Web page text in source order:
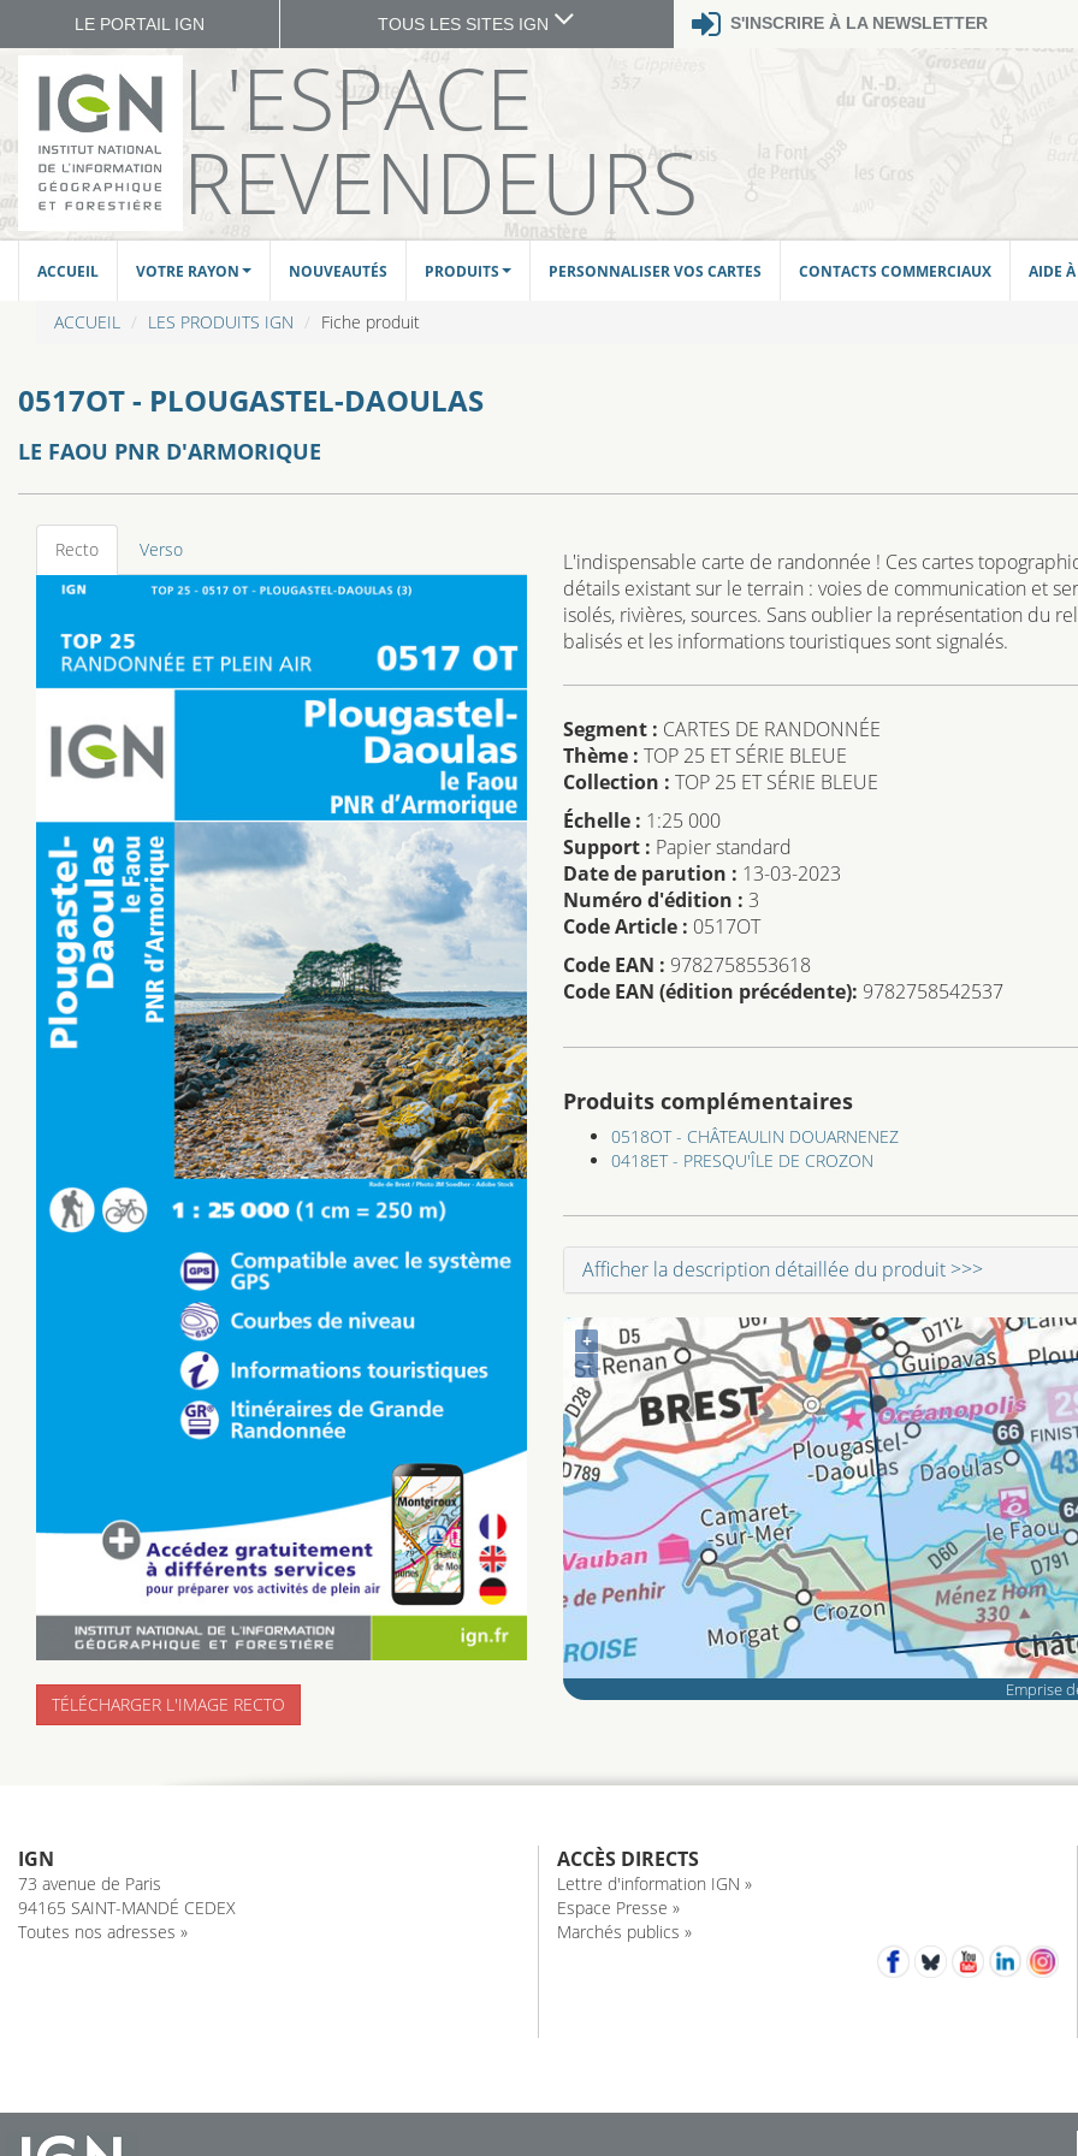
LE PORTAIL IGN TOUS LES SITES IGN S'INSCRIRE À LA NEWSLETTER
L'ESPACE
REVENDEURS
ACCUEIL VOTRE RAYON NOUVEAUTÉS PRODUITS PERSONNALISER VOS CARTES CONTACTS COMMERCIAUX AIDE
ACCUEIL LES PRODUITS IGN Fiche produit
0517OT - PLOUGASTEL-DAOULAS
LE FAOU PNR D'ARMORIQUE
Recto Verso
TÉLÉCHARGER L'IMAGE RECTO
L'indispensable carte de randonnée ! Ces cartes
détails existant sur le terrain : voies de communication et
isolés, rivières, sources. Sans oublier la représentation du
balisés et les informations touristiques sont signalés.
Segment : CARTES DE RANDONNÉE
Thème : TOP 25 ET SÉRIE BLEUE
Collection : TOP 25 ET SÉRIE BLEUE
Échelle : 1:25 000
Support : Papier standard
Date de parution : 13-03-2023
Numéro d'édition : 3
Code Article : 0517OT
Code EAN : 9782758553618
Code EAN (édition précédente): 9782758542537
Produits complémentaires
0518OT - CHÂTEAULIN DOUARNENEZ
0418ET - PRESQU'ÎLE DE CROZON
Afficher la description détaillée du produit >>>
+
–
Emprise
IGN
73 avenue de Paris
94165 SAINT-MANDÉ CEDEX
Toutes nos adresses »
ACCÈS DIRECTS
Lettre d'information IGN »
Espace Presse »
Marchés publics »